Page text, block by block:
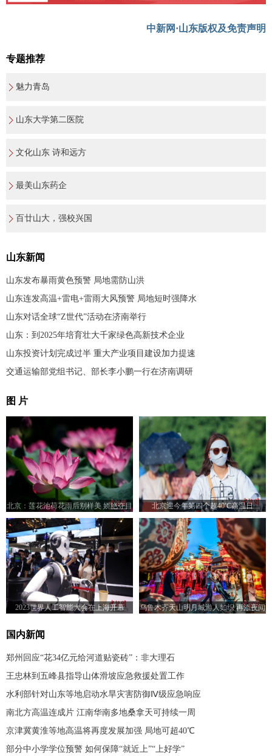
中新网·山东版权及免责声明
专题推荐
魅力青岛
山东大学第二医院
文化山东 诗和远方
最美山东药企
百廿山大，强校兴国
山东新闻
山东发布暴雨黄色预警 局地需防山洪
山东连发高温+雷电+雷雨大风预警 局地短时强降水
山东对话全球“Z世代”活动在济南举行
山东：到2025年培育壮大千家绿色高新技术企业
山东投资计划完成过半 重大产业项目建设加力提速
交通运输部党组书记、部长李小鹏一行在济南调研
图 片
北京：莲花池荷花雨后别样美 娇艳夺目
迎“小暑”
北京迎今年第四个超40℃高温日
2023世界人工智能大会在上海开幕
乌鲁木齐天山明月城游人如织 再添夜间
国内新闻
郑州回应“花34亿元给河道贴瓷砖”：非大理石
王忠林到五峰县指导山体滑坡应急救援处置工作
水利部针对山东等地启动水旱灾害防御Ⅳ级应急响应
南北方高温连成片 江南华南多地桑拿天可持续一周
京津冀黄淮等地高温将再度发展加强 局地可超40℃
部分中小学学位预警 如何保障“就近上”“上好学”